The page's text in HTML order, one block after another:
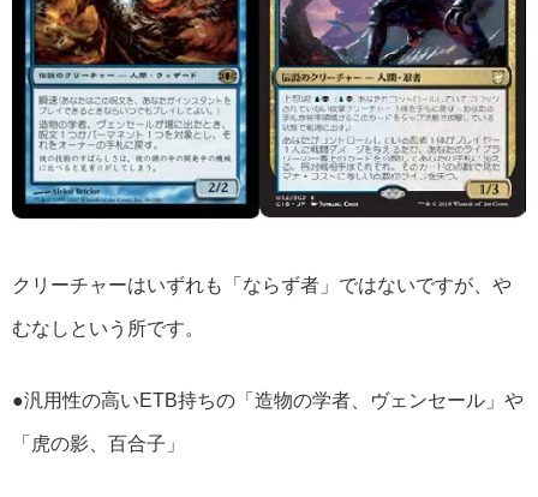
クリーチャーはいずれも「ならず者」ではないですが、や
むなしという所です。
●汎用性の高いETB持ちの「造物の学者、ヴェンセール」や
「虎の影、百合子」